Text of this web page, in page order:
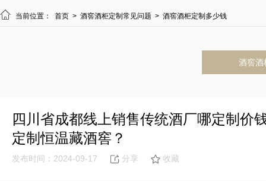
 当前位置： 首页 > 酒窖酒柜定制常见问题 > 酒窖酒柜定制多少钱
酒窖酒
四川省成都线上销售传统酒厂哪定制价
定制恒温藏酒窖？
发布时间：2024-09-17 分享 收藏